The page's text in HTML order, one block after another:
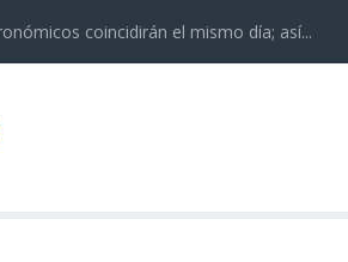
coincidirán el mismo día; así...